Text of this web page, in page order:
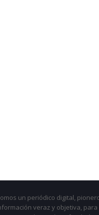
un periódico digital,
veraz y objetiva,